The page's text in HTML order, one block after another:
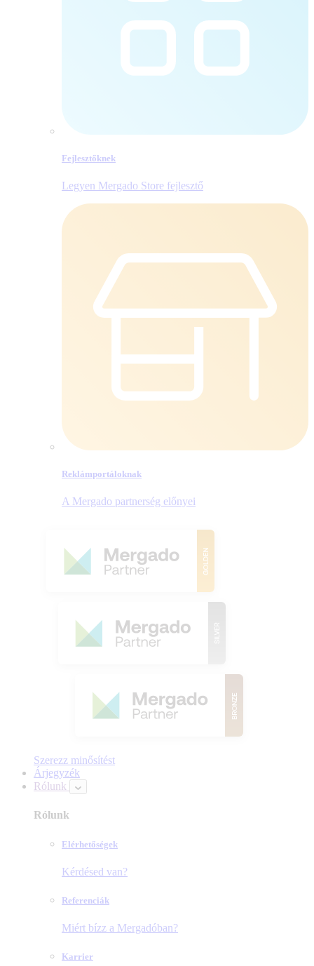
Fejlesztőknek
Legyen Mergado Store fejlesztő
Reklámportáloknak
A Mergado partnerség előnyei
Szerezz minősítést
Árjegyzék
Rólunk
Rólunk
Elérhetőségek
Kérdésed van?
Referenciák
Miért bízz a Mergadóban?
Karrier